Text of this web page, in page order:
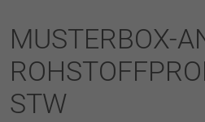
MUSTERBOX-
STW
Zweck
Dieses Cookie
Cookie-
speichern.
Name